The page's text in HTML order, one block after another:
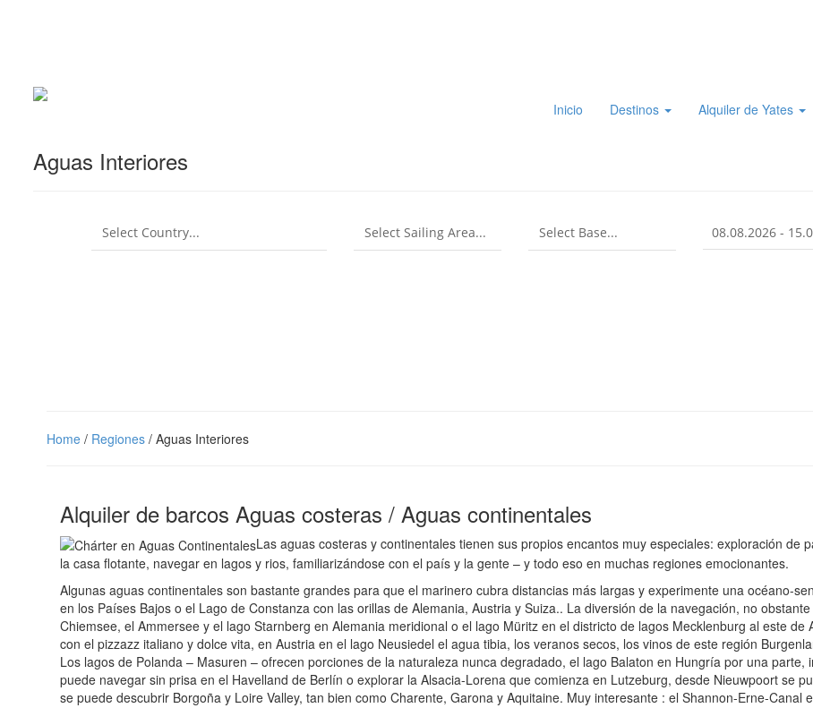
Inicio Destinos Alquiler de Yates
Aguas Interiores
Home / Regiones / Aguas Interiores
Alquiler de barcos Aguas costeras / Aguas continentales
Las aguas costeras y continentales tienen sus propios encantos muy especiales: exploración de
la casa flotante, navegar en lagos y rios, familiarizándose con el país y la gente – y todo eso en muchas regiones emocionantes.
Algunas aguas continentales son bastante grandes para que el marinero cubra distancias más largas y experimente una océano-
en los Países Bajos o el Lago de Constanza con las orillas de Alemania, Austria y Suiza.. La diversión de la navegación, no
Chiemsee, el Ammersee y el lago Starnberg en Alemania meridional o el lago Müritz en el districto de lagos Mecklenburg al este
con el pizzazz italiano y dolce vita, en Austria en el lago Neusiedel el agua tibia, los veranos secos, los vinos de este región
Los lagos de Polanda – Masuren – ofrecen porciones de la naturaleza nunca degradado, el lago Balaton en Hungría por una
puede navegar sin prisa en el Havelland de Berlín o explorar la Alsacia-Lorena que comienza en Lutzeburg, desde Nieuwpoort se
se puede descubrir Borgoña y Loire Valley, tan bien como Charente, Garona y Aquitaine. Muy interesante : el Shannon-Erne-Canal